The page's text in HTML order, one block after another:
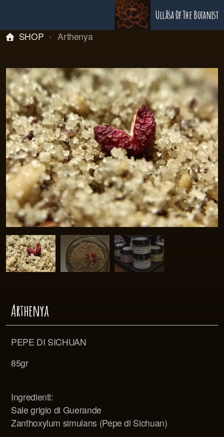
Ullāsa Of The Botanist
SHOP Arthenya
Arthenya
PEPE DI SICHUAN
85gr
Ingredienti:
Sale grigio di Guerande
Zanthoxylum simulans (Pepe di Sichuan)